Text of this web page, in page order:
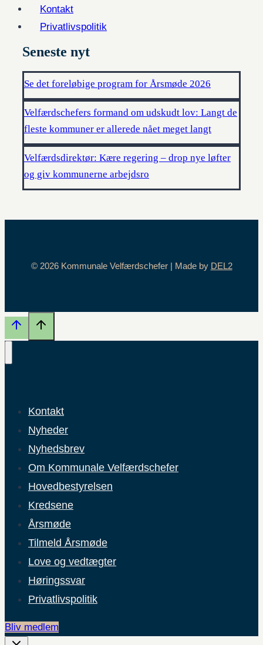
Kontakt
Privatlivspolitik
Seneste nyt
Se det foreløbige program for Årsmøde 2026
Velfærdschefers formand om udskudt lov: Langt de
fleste kommuner er allerede nået meget langt
Velfærdsdirektør: Kære regering – drop nye løfter
og giv kommunerne arbejdsro
© 2026 Kommunale Velfærdschefer | Made by DEL2
Kontakt
Nyheder
Nyhedsbrev
Om Kommunale Velfærdschefer
Hovedbestyrelsen
Kredsene
Årsmøde
Tilmeld Årsmøde
Love og vedtægter
Høringssvar
Privatlivspolitik
Bliv medlem